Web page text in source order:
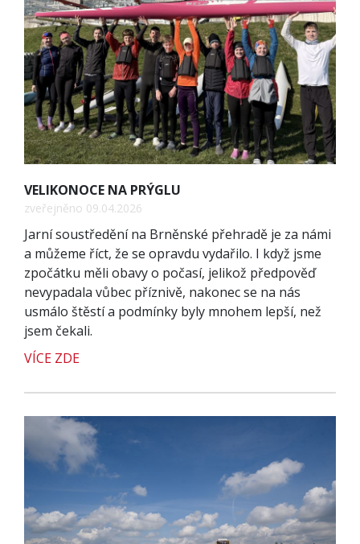
VELIKONOCE NA PRÝGLU
zveřejněno 09.04.2026
Jarní soustředění na Brněnské přehradě je za námi
a můžeme říct, že se opravdu vydařilo. I když jsme
zpočátku měli obavy o počasí, jelikož předpověď
nevypadala vůbec příznivě, nakonec se na nás
usmálo štěstí a podmínky byly mnohem lepší, než
jsem čekali.
VÍCE ZDE